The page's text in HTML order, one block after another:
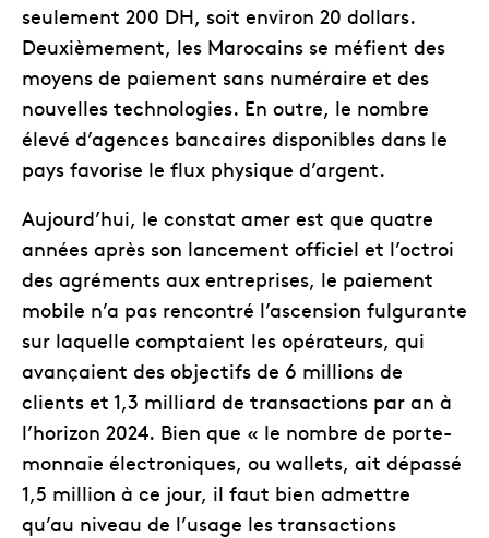
seulement 200 DH, soit environ 20 dollars.
Deuxièmement, les Marocains se méfient des
moyens de paiement sans numéraire et des
nouvelles technologies. En outre, le nombre
élevé d’agences bancaires disponibles dans le
pays favorise le flux physique d’argent.
Aujourd’hui, le constat amer est que quatre
années après son lancement officiel et l’octroi
des agréments aux entreprises, le paiement
mobile n’a pas rencontré l’ascension fulgurante
sur laquelle comptaient les opérateurs, qui
avançaient des objectifs de 6 millions de
clients et 1,3 milliard de transactions par an à
l’horizon 2024. Bien que « le nombre de porte-
monnaie électroniques, ou wallets, ait dépassé
1,5 million à ce jour, il faut bien admettre
qu’au niveau de l’usage les transactions